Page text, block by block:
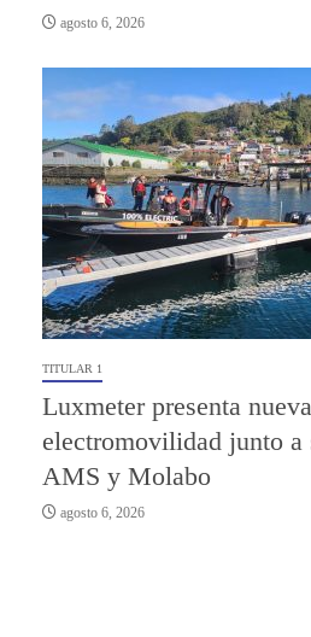
agosto 6, 2026
TITULAR 1
Luxmeter presenta
electromovilidad junto a
AMS y Molabo
agosto 6, 2026